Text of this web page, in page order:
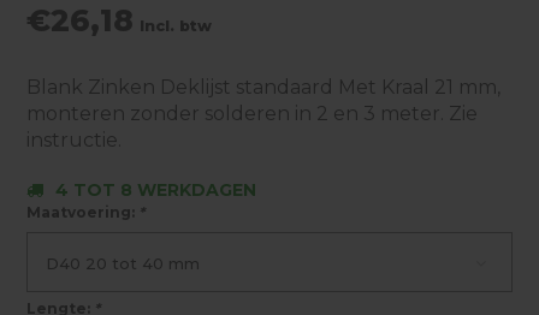
€26,18 Incl. btw
Blank Zinken Deklijst standaard Met Kraal 21 mm,
monteren zonder solderen in 2 en 3 meter. Zie
instructie.
4 TOT 8 WERKDAGEN
Maatvoering: *
D40 20 tot 40 mm
Lengte: *